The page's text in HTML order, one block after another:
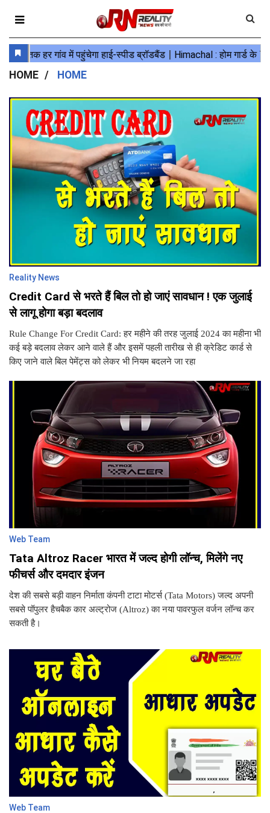
HOME HOME
Reality News
Credit Card से भरते हैं बिल तो हो जाएं सावधान ! एक जुलाई
से लागू होगा बड़ा बदलाव
Rule Change For Credit Card: हर महीने की तरह जुलाई 2024 का महीना भी
कई बड़े बदलाव लेकर आने वाले हैं और इसमें पहली तारीख से ही क्रेडिट कार्ड से
किए जाने वाले बिल पेमेंट्स को लेकर भी नियम बदलने जा रहा
Web Team
Tata Altroz Racer भारत में जल्द होगी लॉन्च, मिलेंगे नए
फीचर्स और दमदार इंजन
देश की सबसे बड़ी वाहन निर्माता कंपनी टाटा मोटर्स (Tata Motors) जल्द अपनी
सबसे पॉपुलर हैचबैक कार अल्ट्रोज (Altroz) का नया पावरफुल वर्जन लॉन्च कर
सकती है।
Web Team